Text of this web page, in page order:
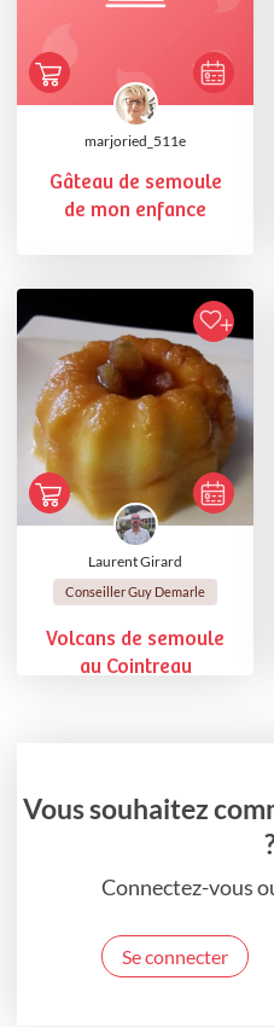
marjoried_511e
Gâteau de semoule
de mon enfance
Laurent Girard
Conseiller Guy Demarle
Volcans de semoule
au Cointreau
Vous souhaitez
Connectez-vous
Se connecter